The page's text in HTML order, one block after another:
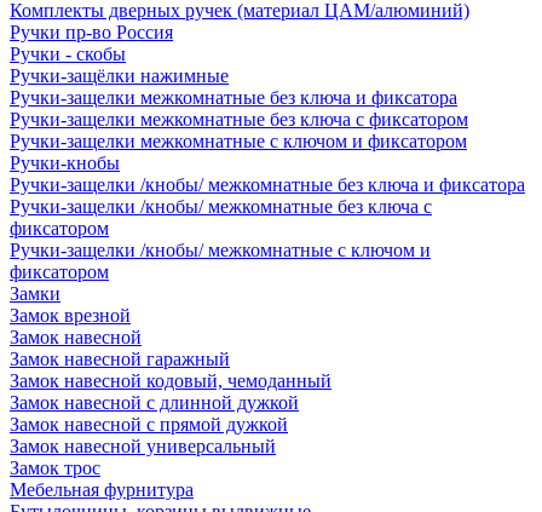
Комплекты дверных ручек (материал ЦАМ/алюминий)
Ручки пр-во Россия
Ручки - скобы
Ручки-защёлки нажимные
Ручки-защелки межкомнатные без ключа и фиксатора
Ручки-защелки межкомнатные без ключа с фиксатором
Ручки-защелки межкомнатные с ключом и фиксатором
Ручки-кнобы
Ручки-защелки /кнобы/ межкомнатные без ключа и фиксатора
Ручки-защелки /кнобы/ межкомнатные без ключа с
фиксатором
Ручки-защелки /кнобы/ межкомнатные с ключом и
фиксатором
Замки
Замок врезной
Замок навесной
Замок навесной гаражный
Замок навесной кодовый, чемоданный
Замок навесной с длинной дужкой
Замок навесной с прямой дужкой
Замок навесной универсальный
Замок трос
Мебельная фурнитура